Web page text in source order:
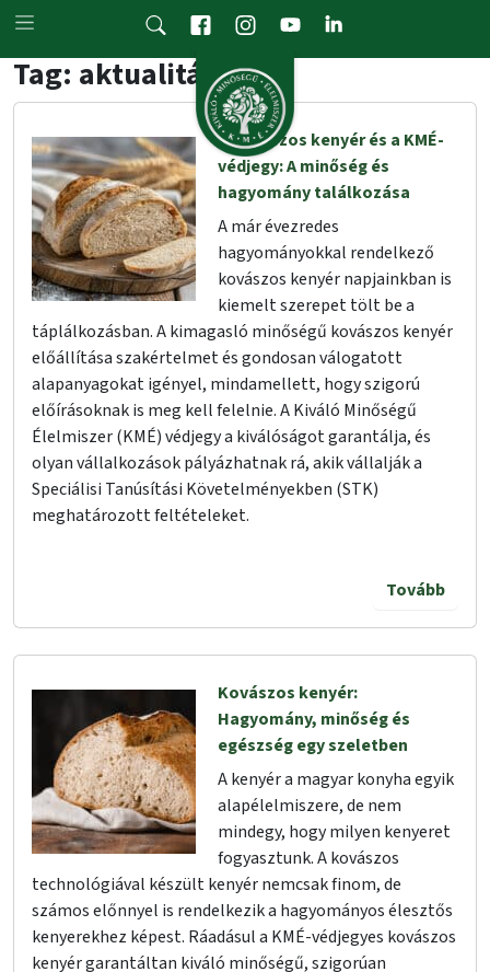
Skip to main content
Tag: aktualitások
A kovászos kenyér és a KMÉ-
védjegy: A minőség és
hagyomány találkozása
A már évezredes
hagyományokkal rendelkező
kovászos kenyér napjainkban is
kiemelt szerepet tölt be a
táplálkozásban. A kimagasló minőségű kovászos kenyér
előállítása szakértelmet és gondosan válogatott
alapanyagokat igényel, mindamellett, hogy szigorú
előírásoknak is meg kell felelnie. A Kiváló Minőségű
Élelmiszer (KMÉ) védjegy a kiválóságot garantálja, és
olyan vállalkozások pályázhatnak rá, akik vállalják a
Speciálisi Tanúsítási Követelményekben (STK)
meghatározott feltételeket.
Tovább
Kovászos kenyér:
Hagyomány, minőség és
egészség egy szeletben
A kenyér a magyar konyha egyik
alapélelmiszere, de nem
mindegy, hogy milyen kenyeret
fogyasztunk. A kovászos
technológiával készült kenyér nemcsak finom, de
számos előnnyel is rendelkezik a hagyományos élesztős
kenyerekhez képest. Ráadásul a KMÉ-védjegyes kovászos
kenyér garantáltan kiváló minőségű, szigorúan